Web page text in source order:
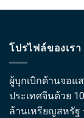
โปรไฟล์ของเรา
ผู้บุกเบิกด้านจอแ
ประเทศจีนด้วย
ล้านเหรียญสหรัฐ